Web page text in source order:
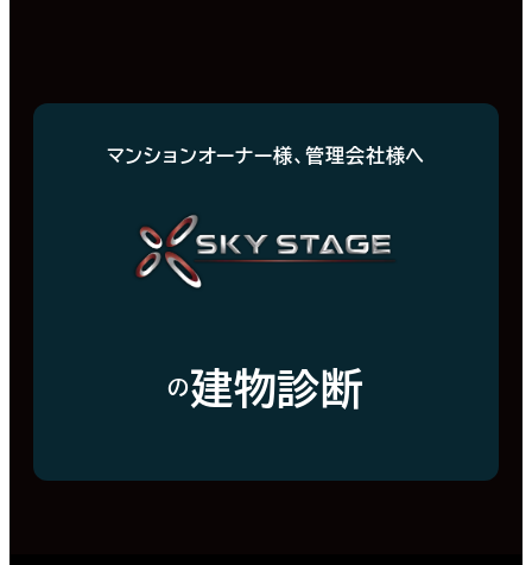
マンションオーナー様、管理会社様へ
の建物診断